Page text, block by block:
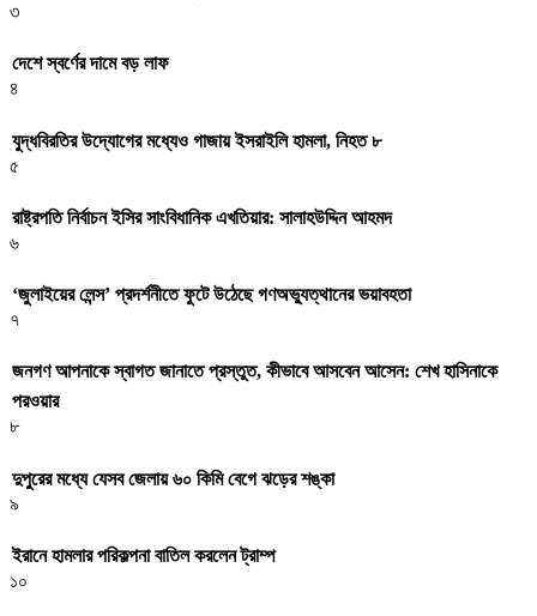
৩
দেশে স্বর্ণের দামে বড় লাফ
৪
যুদ্ধবিরতির উদ্যোগের মধ্যেও গাজায় ইসরাইলি হামলা, নিহত ৮
৫
রাষ্ট্রপতি নির্বাচন ইসির সাংবিধানিক এখতিয়ার: সালাহউদ্দিন আহমদ
৬
‘জুলাইয়ের লেন্স’ প্রদর্শনীতে ফুটে উঠেছে গণঅভ্যুত্থানের ভয়াবহতা
৭
জনগণ আপনাকে স্বাগত জানাতে প্রস্তুত, কীভাবে আসবেন আসেন: শেখ হাসিনাকে
পরওয়ার
৮
দুপুরের মধ্যে যেসব জেলায় ৬০ কিমি বেগে ঝড়ের শঙ্কা
৯
ইরানে হামলার পরিকল্পনা বাতিল করলেন ট্রাম্প
১০